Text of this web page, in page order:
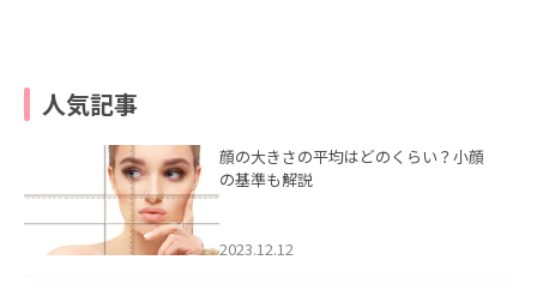
人気記事
顔の大きさの平均はどのくらい？小顔
の基準も解説
2023.12.12